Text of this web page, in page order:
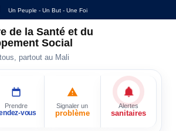
Un Peuple - Un But - Une Foi
de la Santé et du
Social
partout au Mali
Prendre
vous
Signaler un
problème
Alertes
sanitaires